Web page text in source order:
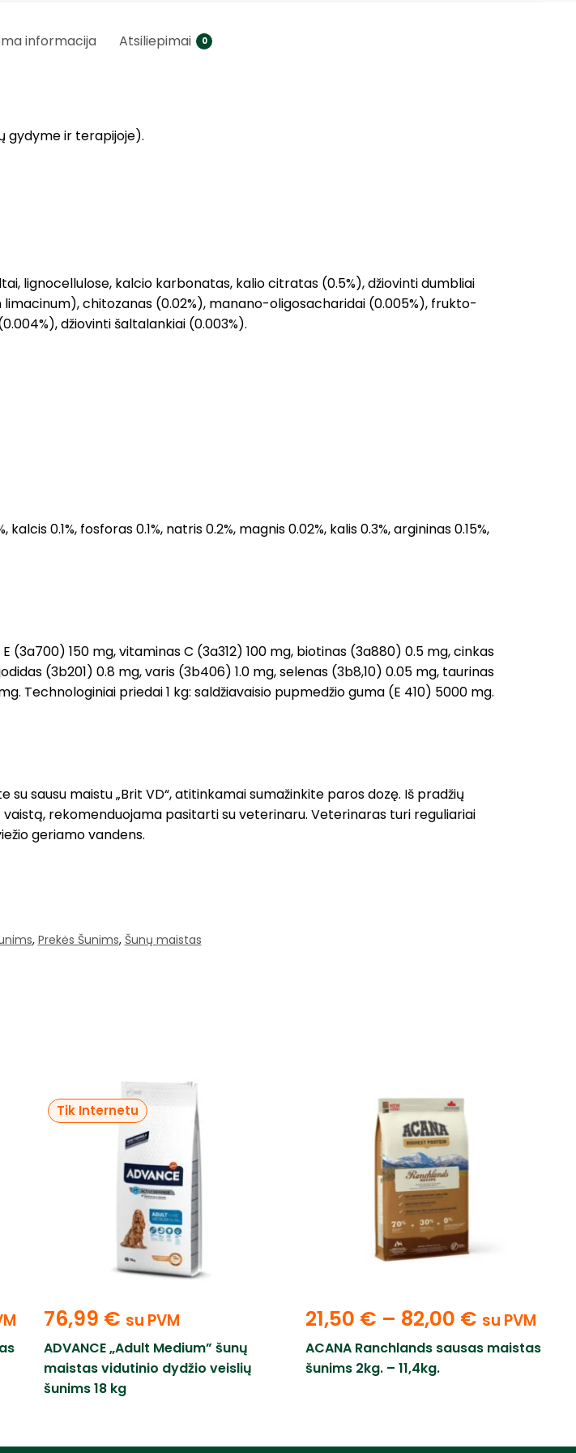
informacija Atsiliepimai 0
gydyme ir terapijoje).
lignocellulose, kalcio karbonatas, kalio citratas (0.5%), džiovinti dumbliai
chitozanas (0.02%), manano-oligosacharidai (0.005%), frukto-
džiovinti šaltalankiai (0.003%).
0.1%, fosforas 0.1%, natris 0.2%, magnis 0.02%, kalis 0.3%, argininas 0.15%,
150 mg, vitaminas C (3a312) 100 mg, biotinas (3a880) 0.5 mg, cinkas
(3b201) 0.8 mg, varis (3b406) 1.0 mg, selenas (3b8,10) 0.05 mg, taurinas
Technologiniai priedai 1 kg: saldžiavaisio pupmedžio guma (E 410) 5000 mg.
sausu maistu „Brit VD“, atitinkamai sumažinkite paros dozę. Iš pradžių
rekomenduojama pasitarti su veterinaru. Veterinaras turi reguliariai
geriamo vandens.
, Prekės Šunims, Šunų maistas
76,99 € su PVM
Tik Internetu
ADVANCE „Adult Medium” šunų
maistas vidutinio dydžio veislių
šunims 18 kg
21,50 € – 82,00 € su PVM
ACANA Ranchlands sausas maistas
šunims 2kg. – 11,4kg.